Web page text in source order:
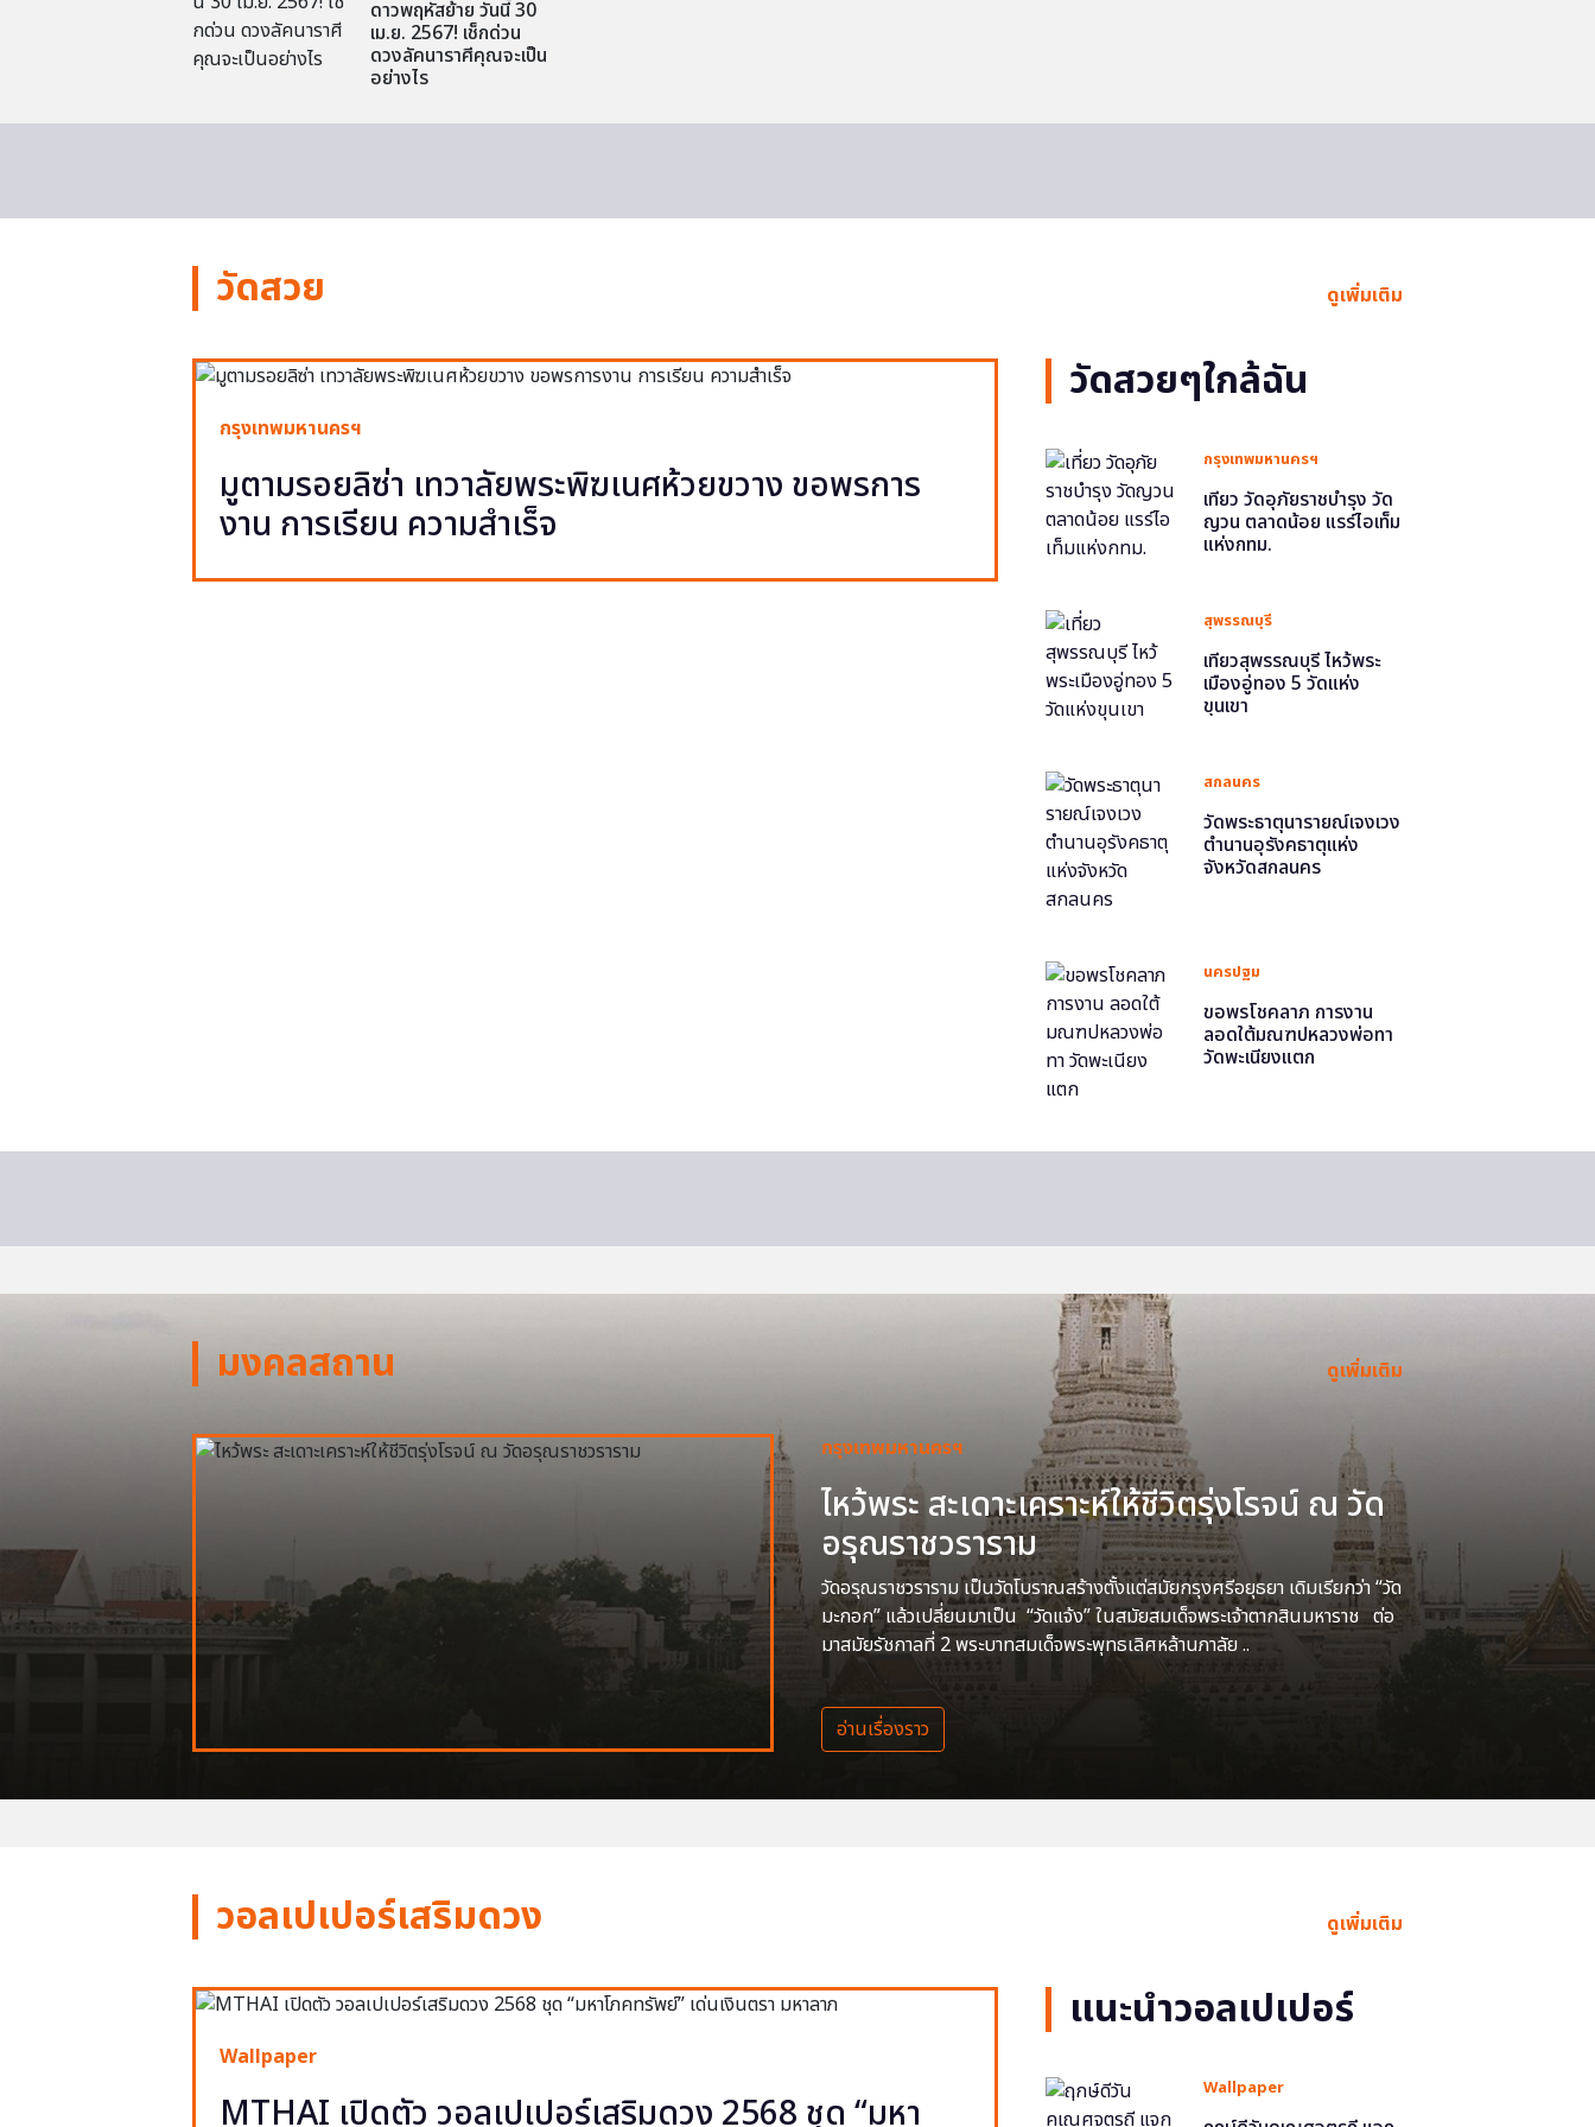
ดาวพฤหัสย้าย วันนี้ 30
เม.ย. 2567! เช็กด่วน
ดวงลัคนาราศีคุณจะเป็น
อย่างไร
วัดสวย ดูเพิ่มเติม
กรุงเทพมหานครฯ
มูตามรอยลิซ่า เทวาลัยพระพิฆเนศห้วยขวาง ขอพรการ
งาน การเรียน ความสำเร็จ
วัดสวยๆใกล้ฉัน
กรุงเทพมหานครฯ
เที่ยว วัดอุภัยราชบำรุง วัด
ญวน ตลาดน้อย แรร์ไอเท็ม
แห่งกทม.
สุพรรณบุรี
เที่ยวสุพรรณบุรี ไหว้พระ
เมืองอู่ทอง 5 วัดแห่ง
ขุนเขา
สกลนคร
วัดพระธาตุนารายณ์เจงเวง
ตำนานอุรังคธาตุแห่ง
จังหวัดสกลนคร
นครปฐม
ขอพรโชคลาภ การงาน
ลอดใต้มณฑปหลวงพ่อทา
วัดพะเนียงแตก
มงคลสถาน ดูเพิ่มเติม
กรุงเทพมหานครฯ
ไหว้พระ สะเดาะเคราะห์ให้ชีวิตรุ่งโรจน์ ณ วัด
อรุณราชวราราม
วัดอรุณราชวราราม เป็นวัดโบราณสร้างตั้งแต่สมัยกรุงศรีอยุธยา เดิมเรียกว่า “วัด
มะกอก” แล้วเปลี่ยนมาเป็น “วัดแจ้ง” ในสมัยสมเด็จพระเจ้าตากสินมหาราช ต่อ
มาสมัยรัชกาลที่ 2 พระบาทสมเด็จพระพุทธเลิศหล้านภาลัย ..
อ่านเรื่องราว
วอลเปเปอร์เสริมดวง ดูเพิ่มเติม
Wallpaper
MTHAI เปิดตัว วอลเปเปอร์เสริมดวง 2568 ชุด “มหา
แนะนำวอลเปเปอร์
Wallpaper